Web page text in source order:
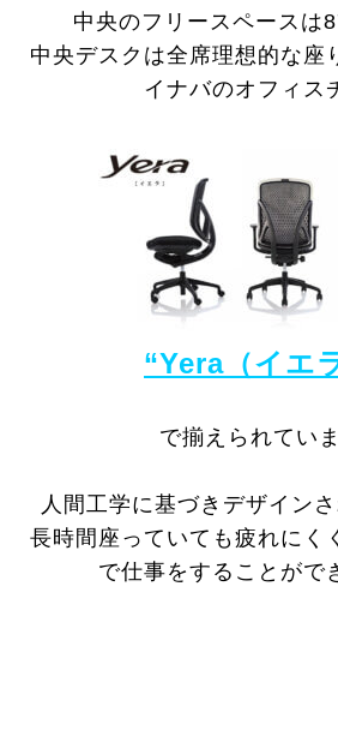
中央のフリースペースは
中央デスクは全席理想的な座
イナバのオフィス
“Yera（イエ
で揃えられてい
人間工学に基づきデザイン
長時間座っていても疲れにく
で仕事をすることがで